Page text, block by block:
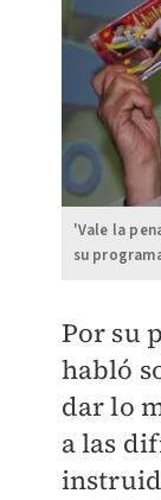
'Vale la
su
Por su
habló
dar lo
a las